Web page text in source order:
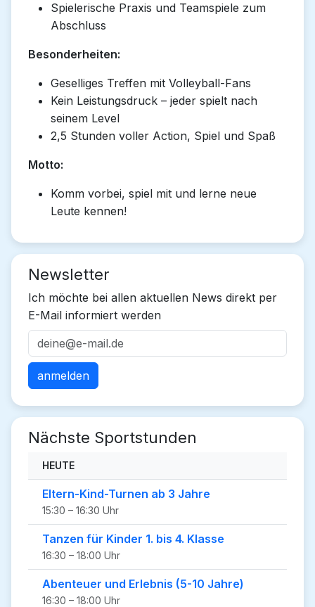
Spielerische Praxis und Teamspiele zum
Abschluss
Besonderheiten:
Geselliges Treffen mit Volleyball-Fans
Kein Leistungsdruck – jeder spielt nach
seinem Level
2,5 Stunden voller Action, Spiel und Spaß
Motto:
Komm vorbei, spiel mit und lerne neue
Leute kennen!
Newsletter
Ich möchte bei allen aktuellen News direkt per
E-Mail informiert werden
Nächste Sportstunden
HEUTE
Eltern-Kind-Turnen ab 3 Jahre
15:30 – 16:30 Uhr
Tanzen für Kinder 1. bis 4. Klasse
16:30 – 18:00 Uhr
Abenteuer und Erlebnis (5-10 Jahre)
16:30 – 18:00 Uhr